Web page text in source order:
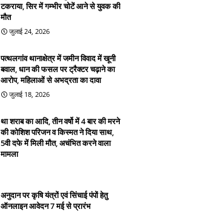
टकराया, सिर में गम्भीर चोटें आने से युवक की
मौत
जुलाई 24, 2026
पत्थलगांव थानाक्षेत्र में जमीन विवाद में खूनी
बवाल, धान की फसल पर ट्रैक्टर चढ़ाने का
आरोप, महिलाओं से अभद्रता का दावा
जुलाई 18, 2026
था शराब का आदि, तीन वर्षो में 4 बार की मरने
की कोशिश परिजन व किस्मत ने दिया साथ,
5वी दफे में मिली मौत, अचंभित करने वाला
मामला
अनुदान पर कृषि यंत्रों एवं सिंचाई पंपों हेतु
ऑनलाइन आवेदन 7 मई से प्रारंभ